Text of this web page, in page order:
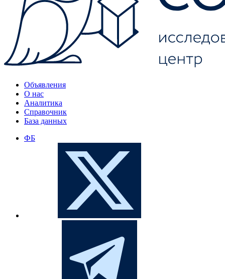
Объявления
О нас
Аналитика
Справочник
База данных
ФБ